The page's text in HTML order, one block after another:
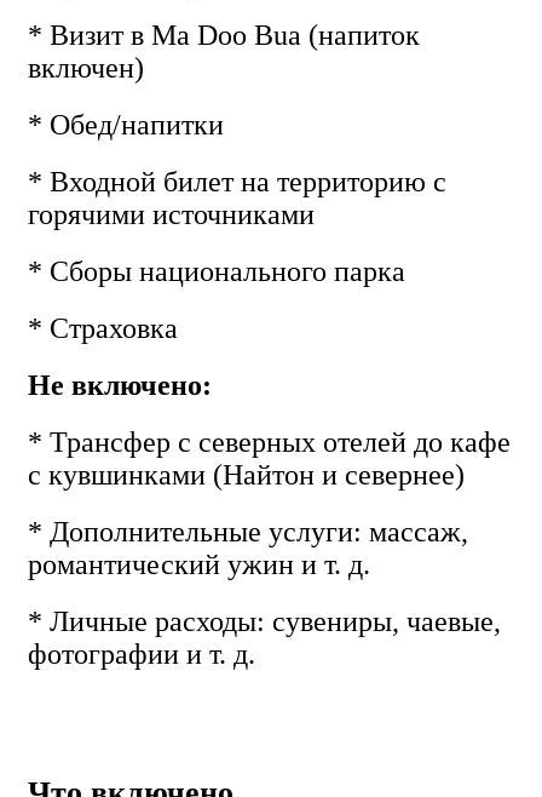
* Визит в Ma Doo Bua (напиток
включен)
* Обед/напитки
* Входной билет на территорию с
горячими источниками
* Сборы национального парка
* Страховка
Не включено:
* Трансфер с северных отелей до кафе
с кувшинками (Найтон и севернее)
* Дополнительные услуги: массаж,
романтический ужин и т. д.
* Личные расходы: сувениры, чаевые,
фотографии и т. д.